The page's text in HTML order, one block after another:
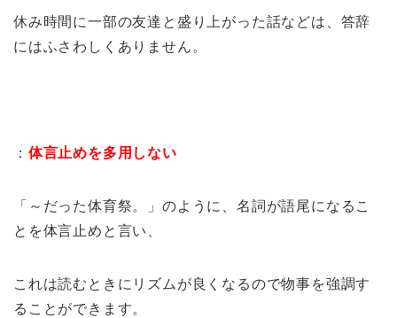
休み時間に一部の友達と盛り上がった話などは、答辞
にはふさわしくありません。
： 体言止めを多用しない
「～だった体育祭。」のように、名詞が語尾になるこ
とを体言止めと言い、
これは読むときにリズムが良くなるので物事を強調す
ることができます。